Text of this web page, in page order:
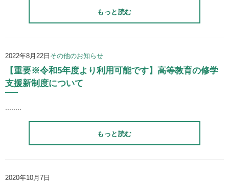
もっと読む
2022年8月22日 その他のお知らせ
【重要※令和5年度より利用可能です】高等教育の修学
支援新制度について
もっと読む
2020年10月7日